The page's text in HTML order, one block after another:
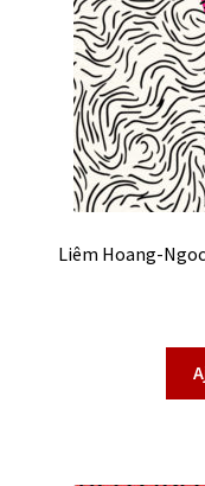
Liêm Hoang-